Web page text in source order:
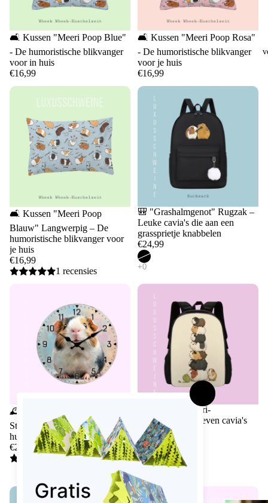
🛋️ Kussen "Meeri Poop Blue"
- De humoristische blikvanger
voor in huis
€16,99
Uitverkocht
🛋️ Kussen "Meeri Poop Rosa"
- De humoristische blikvanger
voor je huis
€16,99
🛋️ Kussen "Meeri Poop
Blauw" Langwerpig – De
humoristische blikvanger voor
je huis
€16,99
1 recensies
Uitverkocht
🎒 "Grashalmgenot" Rugzak –
Leuke cavia's die aan een
grassprietje knabbelen
€24,99
🕰️ Wandklok "Cavia Liefde" –
Stijlvolle blikvanger voor je
huis
€24,99
4 recensies
🎒 Rugzak "Meeri-
Musikanten" – Zeven cavia's
zoals de Bremer
stadsmuzikanten
€24,99